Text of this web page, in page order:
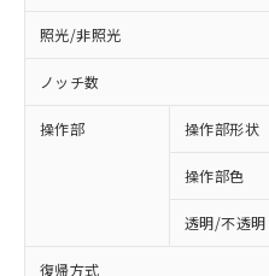
照光/非照光
ノッチ数
操作部 操作部形状
操作部色
透明/不透明
復帰方式